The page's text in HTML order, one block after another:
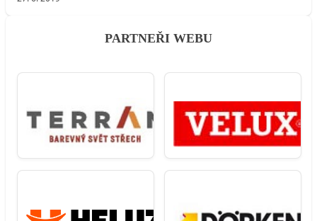
PARTNEŘI WEBU